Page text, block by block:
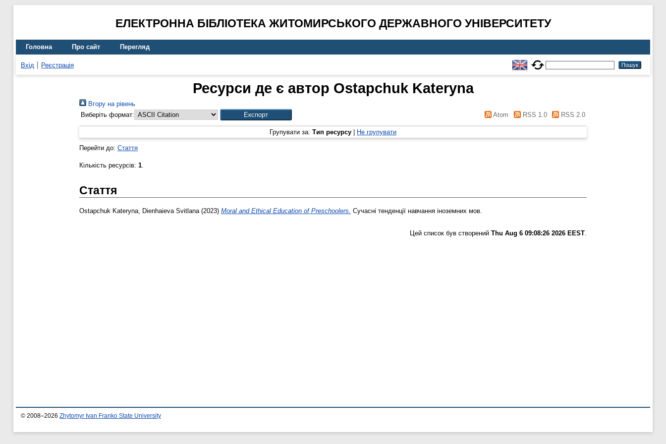
ЕЛЕКТРОННА БІБЛІОТЕКА ЖИТОМИРСЬКОГО ДЕРЖАВНОГО УНІВЕРСИТЕТУ
Головна Про сайт Перегляд
Вхід Реєстрація
Ресурси де є автор Ostapchuk Kateryna
Вгору на рівень
Виберіть формат:
Atom RSS 1.0 RSS 2.0
Групувати за: Тип ресурсу Не групувати
Перейти до: Стаття
Кількість ресурсів: 1.
Стаття
Ostapchuk Kateryna, Dienhaieva Svitlana(2023) Moral and Ethical Education of Preschoolers. Сучасні тенденції навчання іноземних мов.
Цей список був створений Thu Aug 6 09:08:26 2026 EEST.
© 2008–2026 Zhytomyr Ivan Franko State University